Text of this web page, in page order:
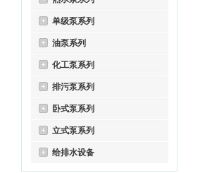
单级泵系列
油泵系列
化工泵系列
排污泵系列
卧式泵系列
立式泵系列
给排水设备